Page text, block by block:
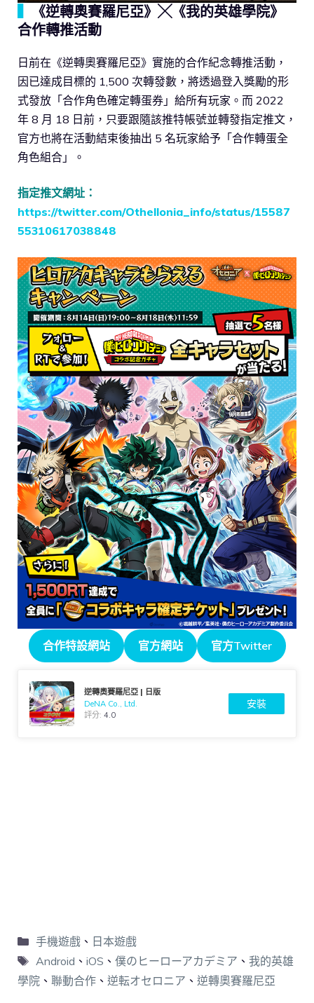
《逆轉奧賽羅尼亞》╳《我的英雄學院》
合作轉推活動
日前在《逆轉奧賽羅尼亞》實施的合作紀念轉推活動，
因已達成目標的 1,500 次轉發數，將透過登入獎勵的形
式發放「合作角色確定轉蛋券」給所有玩家。而 2022
年 8 月 18 日前，只要跟隨該推特帳號並轉發指定推文，
官方也將在活動結束後抽出 5 名玩家給予「合作轉蛋全
角色組合」。
指定推文網址：
https://twitter.com/Othellonia_info/status/15587
55310617038848
合作特設網站 官方網站 官方Twitter
逆轉奧賽羅尼亞 | 日版
DeNA Co., Ltd.
評分:4.0
安裝
手機遊戲、 日本遊戲
Android 、 iOS 、 僕のヒーローアカデミア 、 我的英雄
學院 、 聯動合作 、 逆転オセロニア 、 逆轉奧賽羅尼亞